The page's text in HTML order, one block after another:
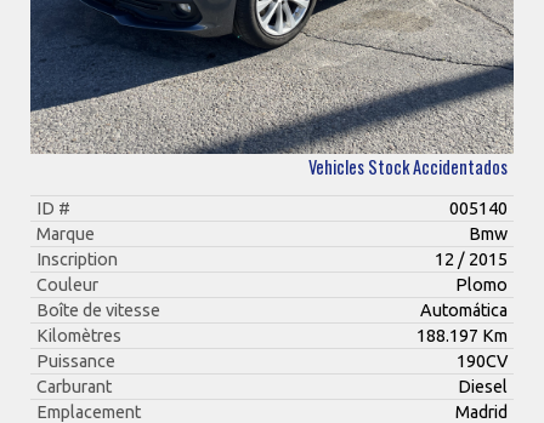
Vehicles Stock Accidentados
ID #
005140
Marque
Bmw
Inscription
12 / 2015
Couleur
Plomo
Boîte de vitesse
Automática
Kilomètres
188.197 Km
Puissance
190CV
Carburant
Diesel
Emplacement
Madrid